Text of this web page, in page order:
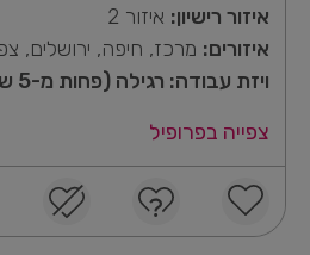
איזור רישיון: איזור 2
איזורים: מרכז, חיפה, ירושלים,
ויזת עבודה: רגילה (פחות מ-5 שנים)
צפייה בפרופיל